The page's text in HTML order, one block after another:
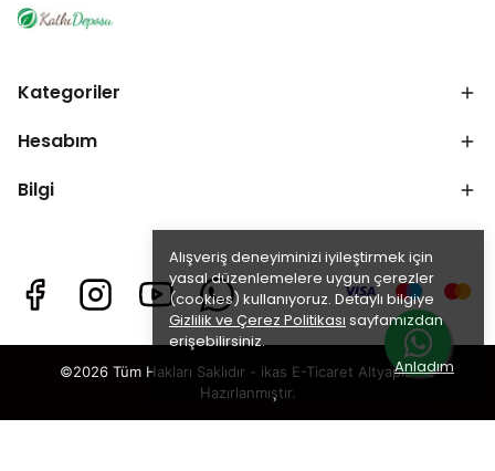
Alışveriş deneyiminizi iyileştirmek için
yasal düzenlemelere uygun çerezler
(cookies) kullanıyoruz. Detaylı bilgiye
Gizlilik ve Çerez Politikası sayfamızdan
erişebilirsiniz.
Anladım
Kategoriler
Hesabım
Bilgi
©2026 Tüm Hakları Saklıdır - ikas E-Ticaret Altyapısı ile
Hazırlanmıştır.